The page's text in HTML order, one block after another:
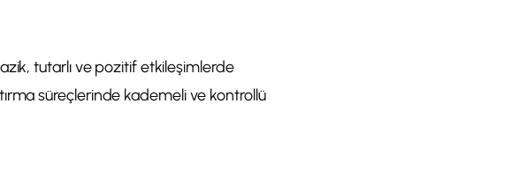
tutarlı ve pozitif etkileşimlerde
süreçlerinde kademeli ve kontrollü